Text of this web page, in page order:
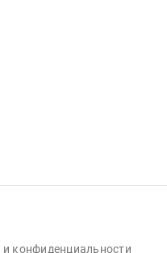
и конфиденциальности